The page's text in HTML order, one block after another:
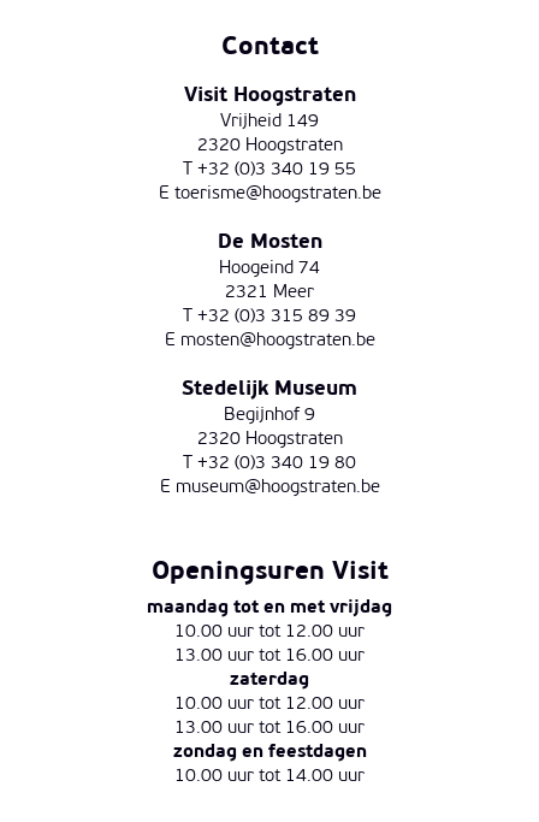
Contact
Visit Hoogstraten
Vrijheid 149
2320 Hoogstraten
T +32 (0)3 340 19 55
E toerisme@hoogstraten.be
De Mosten
Hoogeind 74
2321 Meer
T +32 (0)3 315 89 39
E mosten@hoogstraten.be
Stedelijk Museum
Begijnhof 9
2320 Hoogstraten
T +32 (0)3 340 19 80
E museum@hoogstraten.be
Openingsuren Visit
maandag tot en met vrijdag
10.00 uur tot 12.00 uur
13.00 uur tot 16.00 uur
zaterdag
10.00 uur tot 12.00 uur
13.00 uur tot 16.00 uur
zondag en feestdagen
10.00 uur tot 14.00 uur